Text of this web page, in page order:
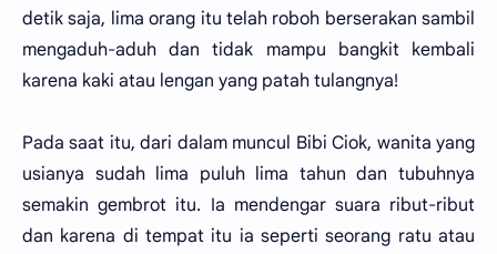
detik saja, lima orang itu telah roboh berserakan sambil
mengaduh-aduh dan tidak mampu bangkit kembali
karena kaki atau lengan yang patah tulangnya!
Pada saat itu, dari dalam muncul Bibi Ciok, wanita yang
usianya sudah lima puluh lima tahun dan tubuhnya
semakin gembrot itu. Ia mendengar suara ribut-ribut
dan karena di tempat itu ia seperti seorang ratu atau